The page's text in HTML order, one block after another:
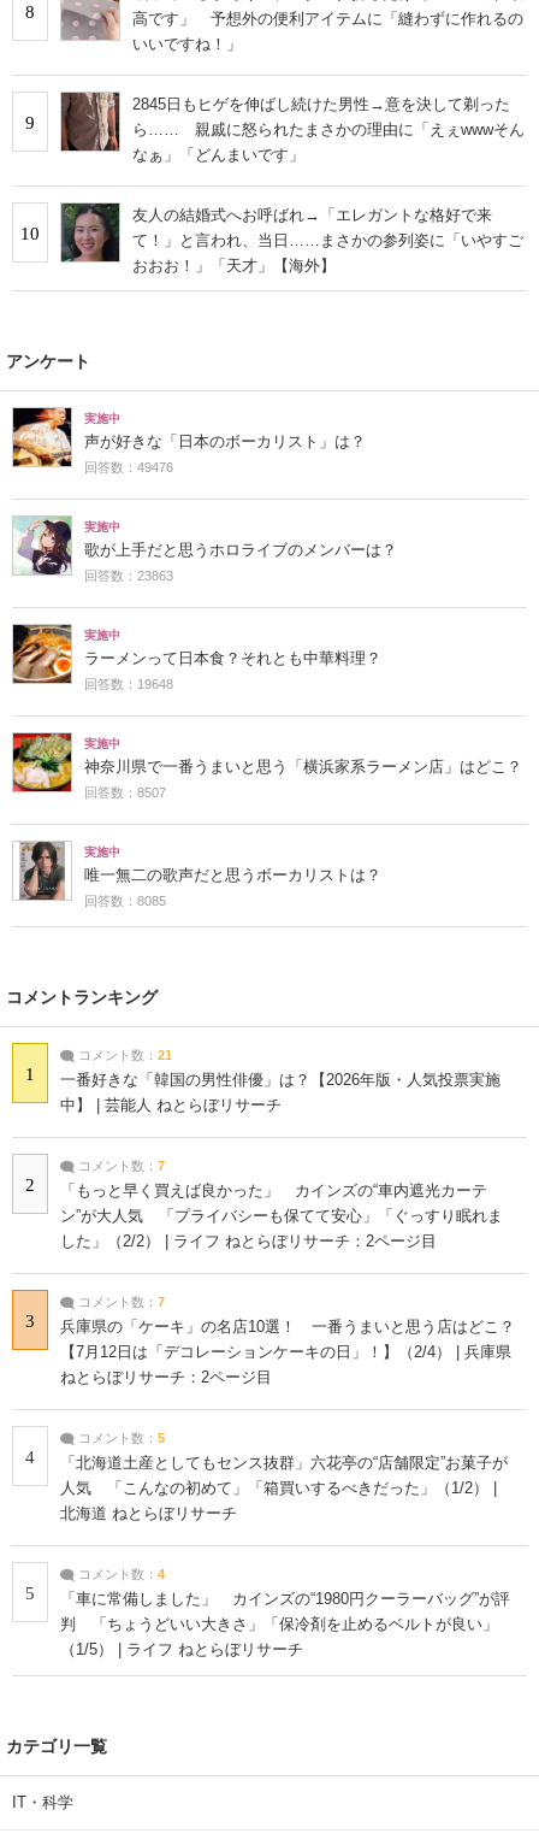
8
高です」 予想外の便利アイテムに「縫わずに作れるの
いいですね！」
9
2845日もヒゲを伸ばし続けた男性→意を決して剃った
ら…… 親戚に怒られたまさかの理由に「えぇwwwそん
なぁ」「どんまいです」
10
友人の結婚式へお呼ばれ→「エレガントな格好で来
て！」と言われ、当日……まさかの参列姿に「いやすご
おおお！」「天才」【海外】
アンケート
実施中
声が好きな「日本のボーカリスト」は？
回答数：49476
実施中
歌が上手だと思うホロライブのメンバーは？
回答数：23863
実施中
ラーメンって日本食？それとも中華料理？
回答数：19648
実施中
神奈川県で一番うまいと思う「横浜家系ラーメン店」はどこ？
回答数：8507
実施中
唯一無二の歌声だと思うボーカリストは？
回答数：8085
コメントランキング
1
コメント数： 21
一番好きな「韓国の男性俳優」は？【2026年版・人気投票実施
中】 | 芸能人 ねとらぼリサーチ
2
コメント数： 7
「もっと早く買えば良かった」 カインズの“車内遮光カーテ
ン”が大人気 「プライバシーも保てて安心」「ぐっすり眠れま
した」（2/2） | ライフ ねとらぼリサーチ：2ページ目
3
コメント数： 7
兵庫県の「ケーキ」の名店10選！ 一番うまいと思う店はどこ？
【7月12日は「デコレーションケーキの日」！】（2/4） | 兵庫県
ねとらぼリサーチ：2ページ目
4
コメント数： 5
「北海道土産としてもセンス抜群」六花亭の“店舗限定”お菓子が
人気 「こんなの初めて」「箱買いするべきだった」（1/2） |
北海道 ねとらぼリサーチ
5
コメント数： 4
「車に常備しました」 カインズの“1980円クーラーバッグ”が評
判 「ちょうどいい大きさ」「保冷剤を止めるベルトが良い」
（1/5） | ライフ ねとらぼリサーチ
カテゴリ一覧
IT・科学